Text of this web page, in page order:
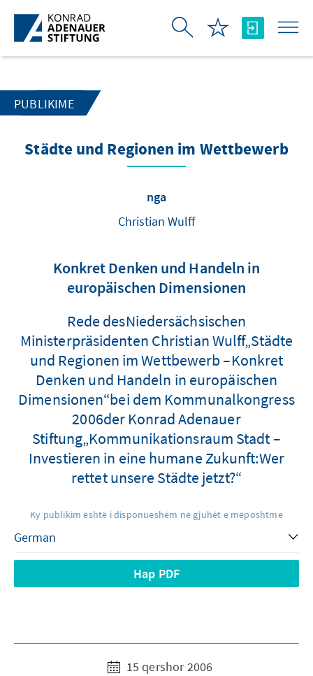
Skip to Main Content
PUBLIKIME
Städte und Regionen im Wettbewerb
nga
Christian Wulff
Konkret Denken und Handeln in
europäischen Dimensionen
Rede desNiedersächsischen
Ministerpräsidenten Christian Wulff„Städte
und Regionen im Wettbewerb –Konkret
Denken und Handeln in europäischen
Dimensionen“bei dem Kommunalkongress
2006der Konrad Adenauer
Stiftung„Kommunikationsraum Stadt –
Investieren in eine humane Zukunft:Wer
rettet unsere Städte jetzt?“
Ky publikim është i disponueshëm në gjuhët e mëposhtme
Hap PDF
15 qershor 2006